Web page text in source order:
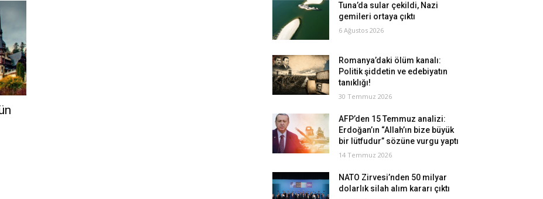
Tuna’da sular çekildi, Nazi
gemileri ortaya çıktı
6 Ağustos 2026
Romanya’daki ölüm kanalı:
Politik şiddetin ve edebiyatın
tanıklığı!
30 Temmuz 2026
AFP’den 15 Temmuz analizi:
Erdoğan’ın “Allah’ın bize büyük
bir lütfudur” sözüne vurgu yaptı
14 Temmuz 2026
NATO Zirvesi’nden 50 milyar
dolarlık silah alım kararı çıktı